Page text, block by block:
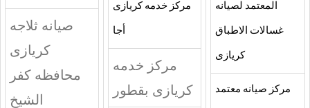
المعتمد لصيانه
غسالات الاطباق
كريازى
مركز صيانه معتمد
مركز خدمه كريازى
أجا
مركز خدمه
كريازى بقطور
صيانه ثلاجه
كريازى
محافظه كفر
الشيخ